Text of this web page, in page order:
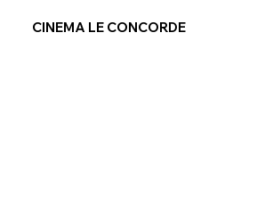
CINEMA LE CONCORDE